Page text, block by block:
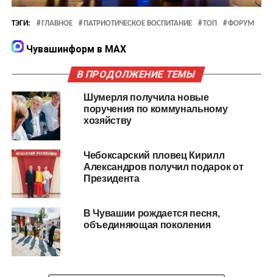
ТЭГИ: ГЛАВНОЕ ПАТРИОТИЧЕСКОЕ ВОСПИТАНИЕ ТОП ФОРУМ
Чувашинформ в MAX
В ПРОДОЛЖЕНИЕ ТЕМЫ
Шумерля получила новые
поручения по коммунальному
хозяйству
Чебоксарский пловец Кирилл
Александров получил подарок от
Президента
В Чувашии рождается песня,
объединяющая поколения